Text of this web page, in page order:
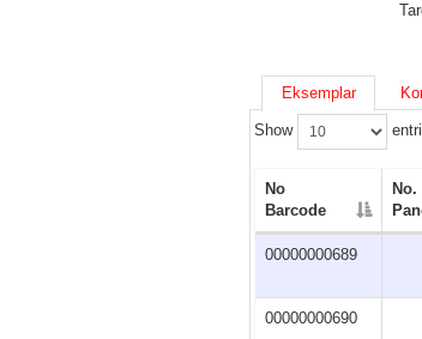
Eksemplar
Show
No
Barcode
No.
00000000689
00000000690